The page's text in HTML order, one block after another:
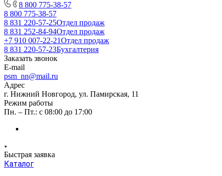
8 800 775-38-57
8 800 775-38-57
8 831 220-57-25Отдел продаж
8 831 252-84-94Отдел продаж
+7 910 007-22-21Отдел продаж
8 831 220-57-23Бухгалтерия
Заказать звонок
E-mail
psm_nn@mail.ru
Адрес
г. Нижний Новгород, ул. Памирская, 11
Режим работы
Пн. – Пт.: с 08:00 до 17:00
Быстрая заявка
Каталог